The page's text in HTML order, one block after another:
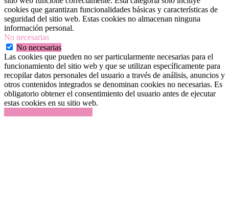
cookies que garantizan funcionalidades básicas y características de
seguridad del sitio web. Estas cookies no almacenan ninguna
información personal.
No necesarias
No necesarias
Las cookies que pueden no ser particularmente necesarias para el
funcionamiento del sitio web y que se utilizan específicamente para
recopilar datos personales del usuario a través de análisis, anuncios y
otros contenidos integrados se denominan cookies no necesarias. Es
obligatorio obtener el consentimiento del usuario antes de ejecutar
estas cookies en su sitio web.